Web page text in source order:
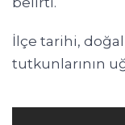
İlçe tarihi,
tutkunlarının